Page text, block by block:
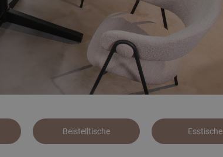
Beistelltische Esstische